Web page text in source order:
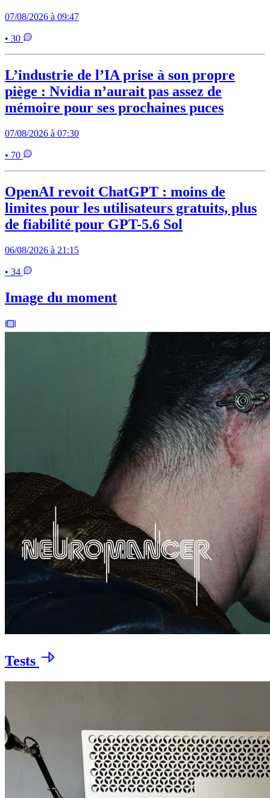
07/08/2026 à 09:47
• 30
L’industrie de l’IA prise à son propre
piège : Nvidia n’aurait pas assez de
mémoire pour ses prochaines puces
07/08/2026 à 07:30
• 70
OpenAI revoit ChatGPT : moins de
limites pour les utilisateurs gratuits, plus
de fiabilité pour GPT-5.6 Sol
06/08/2026 à 21:15
• 34
Image du moment
Tests